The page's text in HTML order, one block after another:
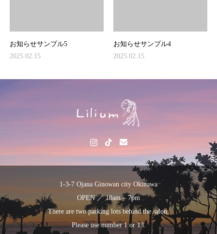
お知らせサンプル5
2025.02.15
お知らせサンプル4
2025.02.15
1-3-7 Ojana Ginowan city Okinawa
OPEN ／ 10am – 7pm
There are two parking lots behind the salon.
Please use number 1 or 13.